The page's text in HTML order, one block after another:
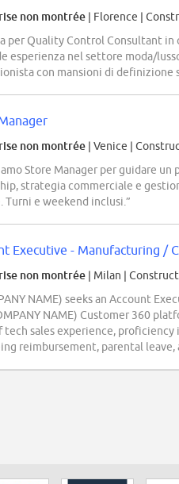
non montrée | Florence |
per Quality Control Consultant in
esperienza nel settore moda/
con mansioni di definizione
non montrée | Venice |
Store Manager per guidare
strategia commerciale e
Turni e weekend inclusi.”
Executive - Manufacturing /
non montrée | Milan |
NAME) seeks an Account
NAME) Customer 360
tech sales experience,
reimbursement, parental leave,